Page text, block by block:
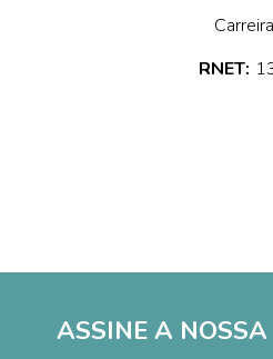
RNET:
ASSINE A